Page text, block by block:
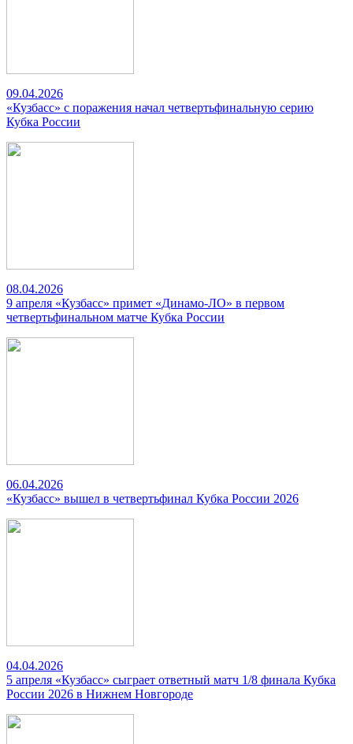
09.04.2026
«Кузбасс» с поражения начал четвертьфинальную серию
Кубка России
08.04.2026
9 апреля «Кузбасс» примет «Динамо-ЛО» в первом
четвертьфинальном матче Кубка России
06.04.2026
«Кузбасс» вышел в четвертьфинал Кубка России 2026
04.04.2026
5 апреля «Кузбасс» сыграет ответный матч 1/8 финала Кубка
России 2026 в Нижнем Новгороде